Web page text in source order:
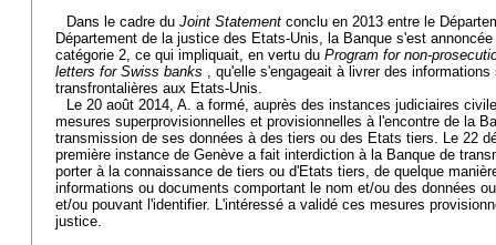
Dans le cadre du Joint Statement conclu en 2013 entre le
Département de la justice des Etats-Unis, la Banque s'est
catégorie 2, ce qui impliquait, en vertu du Program for non-
letters for Swiss banks , qu'elle s'engageait à livrer des
transfrontalières aux Etats-Unis.
Le 20 août 2014, A. a formé, auprès des instances judiciaires
mesures superprovisionnelles et provisionnelles à l'encontre de la
transmission de ses données à des tiers ou des Etats tiers. Le 22
première instance de Genève a fait interdiction à la Banque de
porter à la connaissance de tiers ou d'Etats tiers, de quelque
informations ou documents comportant le nom et/ou des données
et/ou pouvant l'identifier. L'intéressé a validé ces mesures
justice.